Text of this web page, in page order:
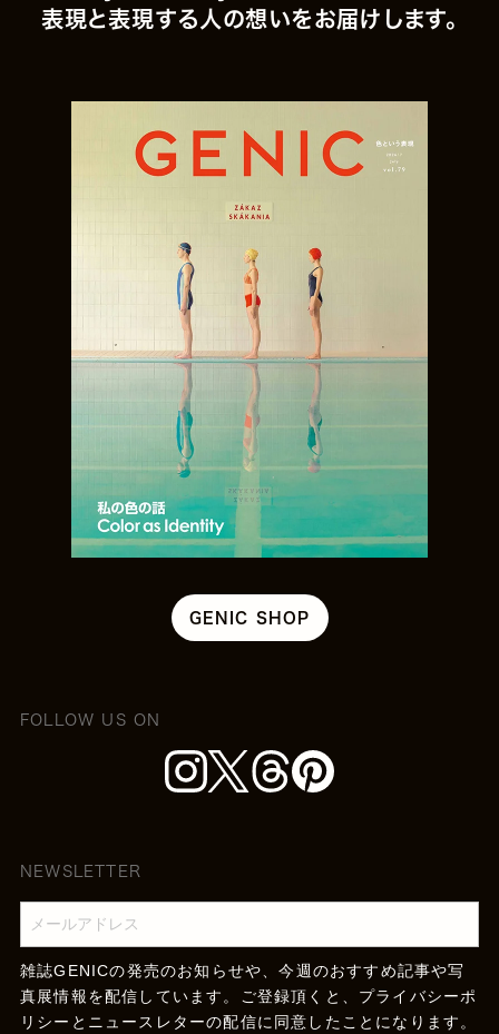
表現と表現する人の想いをお届けします。
GENIC SHOP
FOLLOW US ON
NEWSLETTER
雑誌GENICの発売のお知らせや、今週のおすすめ記事や写
真展情報を配信しています。ご登録頂くと、 プライバシーポ
リシー とニュースレターの配信に同意したことになります。